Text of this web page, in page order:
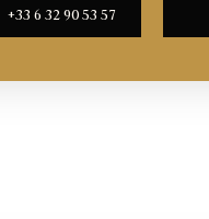
+33 6 32 90 53 57